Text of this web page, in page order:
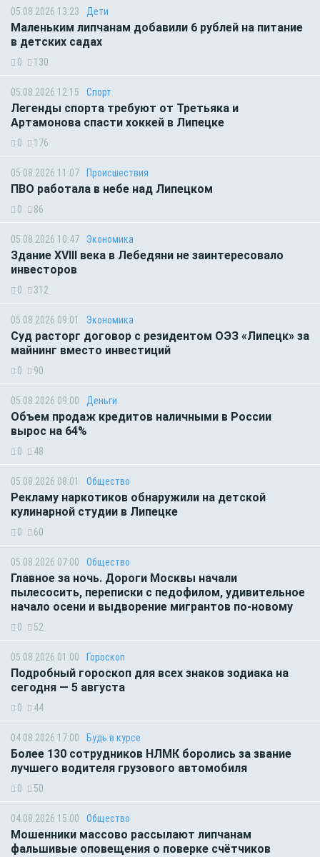
05.08.2026 13:23 Дети
Маленьким липчанам добавили 6 рублей на питание
в детских садах
0 130
05.08.2026 12:15 Спорт
Легенды спорта требуют от Третьяка и
Артамонова спасти хоккей в Липецке
0 176
05.08.2026 11:07 Происшествия
ПВО работала в небе над Липецком
0 86
05.08.2026 10:47 Экономика
Здание XVIII века в Лебедяни не заинтересовало
инвесторов
0 312
05.08.2026 09:01 Экономика
Суд расторг договор с резидентом ОЭЗ «Липецк» за
майнинг вместо инвестиций
0 90
05.08.2026 09:00 Деньги
Объем продаж кредитов наличными в России
вырос на 64%
0 48
05.08.2026 08:01 Общество
Рекламу наркотиков обнаружили на детской
кулинарной студии в Липецке
0 60
05.08.2026 07:00 Общество
Главное за ночь. Дороги Москвы начали
пылесосить, переписки с педофилом, удивительное
начало осени и выдворение мигрантов по-новому
0 52
05.08.2026 01:00 Гороскоп
Подробный гороскоп для всех знаков зодиака на
сегодня — 5 августа
0 44
04.08.2026 17:00 Будь в курсе
Более 130 сотрудников НЛМК боролись за звание
лучшего водителя грузового автомобиля
0 50
04.08.2026 15:00 Общество
Мошенники массово рассылают липчанам
фальшивые оповещения о поверке счётчиков